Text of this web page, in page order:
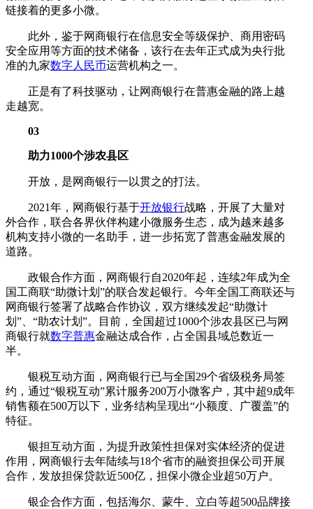
链接着的更多小微。
此外，鉴于网商银行在信息安全等级保护、商用密码
安全应用等方面的技术储备，该行在去年正式成为央行批
准的九家数字人民币运营机构之一。
正是有了科技驱动，让网商银行在普惠金融的路上越
走越宽。
03
助力1000个涉农县区
开放，是网商银行一以贯之的打法。
2021年，网商银行基于开放银行战略，开展了大量对
外合作，联合各界伙伴构建小微服务生态，成为越来越多
机构支持小微的一名助手，进一步拓宽了普惠金融发展的
道路。
政银合作方面，网商银行自2020年起，连续2年成为全
国工商联“助微计划”的联合发起银行。今年全国工商联还与
网商银行签署了战略合作协议，双方继续发起“助微计
划”、“助农计划”。目前，全国超过1000个涉农县区已与网
商银行就数字普惠金融达成合作，占全国县域总数近一
半。
银税互动方面，网商银行已与全国29个省级税务局签
约，通过“银税互动”累计服务200万小微客户，其中超9成年
销售额在500万以下，业务结构呈现出“小额度、广覆盖”的
特征。
银担互动方面，为提升政策性担保对实体经济的促进
作用，网商银行去年陆续与18个省市的融资担保公司开展
合作，发放担保贷款近500亿，担保小微企业超50万户。
银企合作方面，包括海尔、蒙牛、立白等超500品牌接